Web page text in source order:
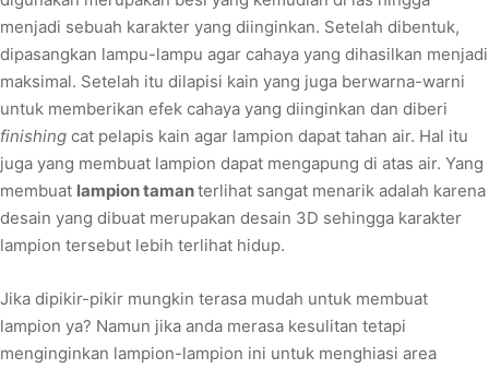
menjadi sebuah karakter yang diinginkan. Setelah dibentuk,
dipasangkan lampu-lampu agar cahaya yang dihasilkan menjadi
maksimal. Setelah itu dilapisi kain yang juga berwarna-warni
untuk memberikan efek cahaya yang diinginkan dan diberi
finishing cat pelapis kain agar lampion dapat tahan air. Hal itu
juga yang membuat lampion dapat mengapung di atas air. Yang
membuat lampion tamanterlihat sangat menarik adalah karena
desain yang dibuat merupakan desain 3D sehingga karakter
lampion tersebut lebih terlihat hidup.
Jika dipikir-pikir mungkin terasa mudah untuk membuat
lampion ya? Namun jika anda merasa kesulitan tetapi
menginginkan lampion-lampion ini untuk menghiasi area